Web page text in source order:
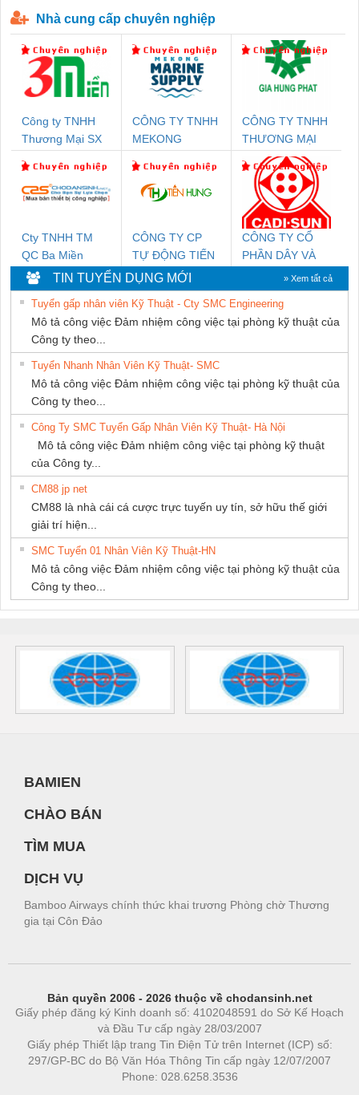
Nhà cung cấp chuyên nghiệp
Công ty TNHH
Thương Mại SX
CÔNG TY TNHH
MEKONG
SUPPLY
CÔNG TY TNHH
THƯƠNG MẠI
DỊCH VỤ KỸ
THUẬT ĐIỆN CƠ
GIA HƯNG
PHÁT
Cty TNHH TM
QC Ba Miền
CÔNG TY CP
TỰ ĐỘNG TIẾN
HƯNG
CÔNG TY CỔ
PHẦN DÂY VÀ
CÁP ĐIỆN
THƯỢNG ĐÌNH
TIN TUYỂN DỤNG MỚI » Xem tất cả
Tuyển gấp nhân viên Kỹ Thuật - Cty SMC Engineering
Mô tả công việc Đảm nhiệm công việc tại phòng kỹ thuật của
Công ty theo...
Tuyển Nhanh Nhân Viên Kỹ Thuật- SMC
Mô tả công việc Đảm nhiệm công việc tại phòng kỹ thuật của
Công ty theo...
Công Ty SMC Tuyển Gấp Nhân Viên Kỹ Thuật- Hà Nội
Mô tả công việc Đảm nhiệm công việc tại phòng kỹ thuật
của Công ty...
CM88 jp net
CM88 là nhà cái cá cược trực tuyến uy tín, sở hữu thế giới
giải trí hiện...
SMC Tuyển 01 Nhân Viên Kỹ Thuật-HN
Mô tả công việc Đảm nhiệm công việc tại phòng kỹ thuật của
Công ty theo...
BAMIEN
CHÀO BÁN
TÌM MUA
DỊCH VỤ
Bamboo Airways chính thức khai trương Phòng chờ Thương
gia tại Côn Đảo
Bản quyền 2006 - 2026 thuộc về chodansinh.net
Giấy phép đăng ký Kinh doanh số: 4102048591 do Sở Kế Hoạch
và Đầu Tư cấp ngày 28/03/2007
Giấy phép Thiết lập trang Tin Điện Tử trên Internet (ICP) số:
297/GP-BC do Bộ Văn Hóa Thông Tin cấp ngày 12/07/2007
Phone: 028.6258.3536